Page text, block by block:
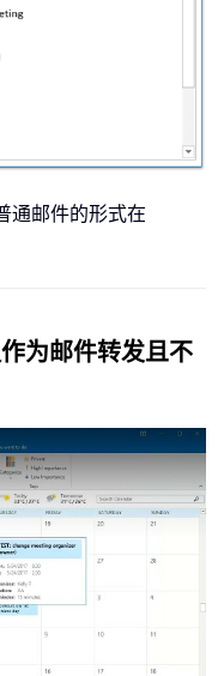
通邮件的形式在
为邮件转发且不